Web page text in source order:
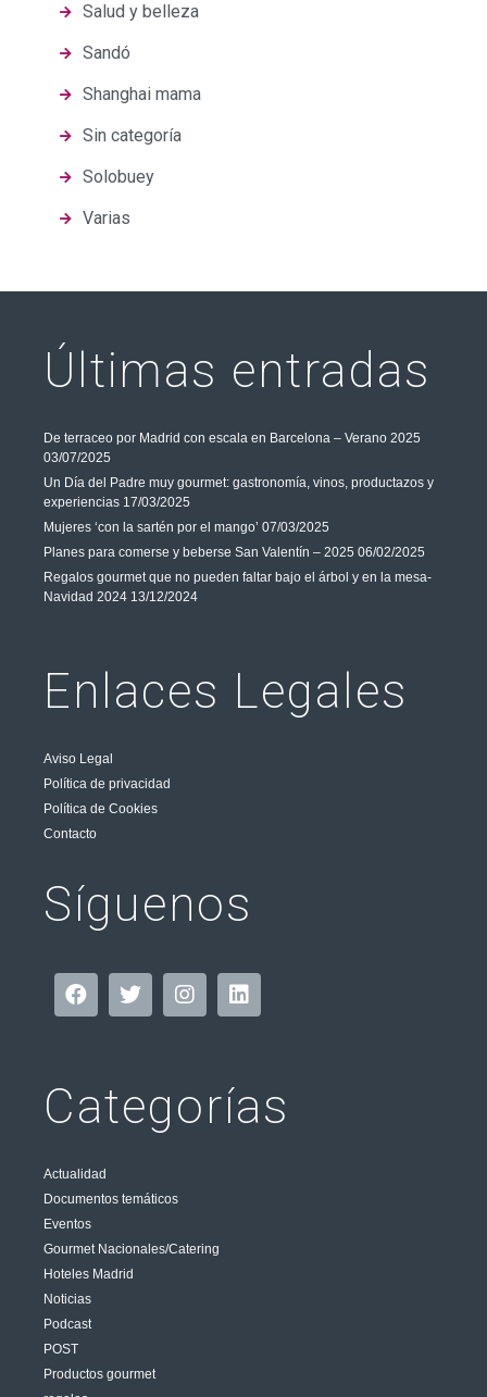
Salud y belleza
Sandó
Shanghai mama
Sin categoría
Solobuey
Varias
Últimas entradas
De terraceo por Madrid con escala en Barcelona – Verano 2025
03/07/2025
Un Día del Padre muy gourmet: gastronomía, vinos, productazos y
experiencias 17/03/2025
Mujeres ‘con la sartén por el mango’ 07/03/2025
Planes para comerse y beberse San Valentín – 2025 06/02/2025
Regalos gourmet que no pueden faltar bajo el árbol y en la mesa-
Navidad 2024 13/12/2024
Enlaces Legales
Aviso Legal
Política de privacidad
Política de Cookies
Contacto
Síguenos
Categorías
Actualidad
Documentos temáticos
Eventos
Gourmet Nacionales/Catering
Hoteles Madrid
Noticias
Podcast
POST
Productos gourmet